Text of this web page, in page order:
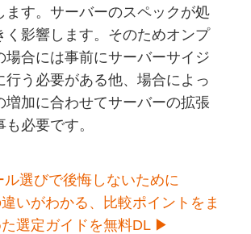
ます。サーバーのスペックが処
く影響します。そのためオンプ
場合には事前にサーバーサイジ
行う必要がある他、場合によっ
増加に合わせてサーバーの拡張
必要です。
ル選びで後悔しないために
いがわかる、比較ポイントをま
た選定ガイドを無料DL ▶